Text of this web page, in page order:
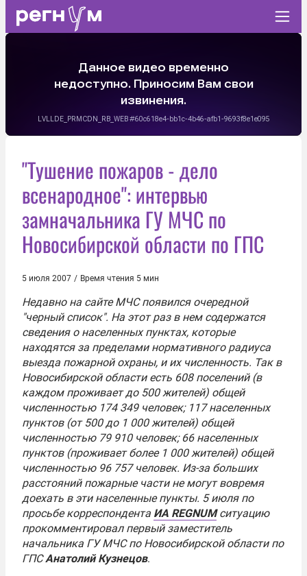
"Тушение пожаров - дело
всенародное": интервью
замначальника ГУ МЧС по
Новосибирской области по ГПС
5 июля 2007 / Время чтения 5 мин
Недавно на сайте МЧС появился очередной
"черный список". На этот раз в нем содержатся
сведения о населенных пунктах, которые
находятся за пределами нормативного радиуса
выезда пожарной охраны, и их численность. Так в
Новосибирской области есть 608 поселений (в
каждом проживает до 500 жителей) общей
численностью 174 349 человек; 117 населенных
пунктов (от 500 до 1 000 жителей) общей
численностью 79 910 человек; 66 населенных
пунктов (проживает более 1 000 жителей) общей
численностью 96 757 человек. Из-за больших
расстояний пожарные части не могут вовремя
доехать в эти населенные пункты. 5 июля по
просьбе корреспондента ИА REGNUMситуацию
прокомментировал первый заместитель
начальника ГУ МЧС по Новосибирской области по
ГПСАнатолий Кузнецов.